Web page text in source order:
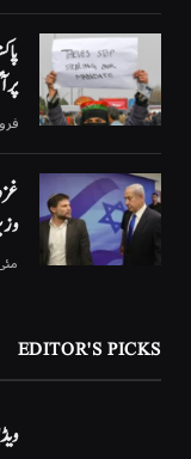
پر آگیا،
مئی 5,
EDITOR'S PICKS